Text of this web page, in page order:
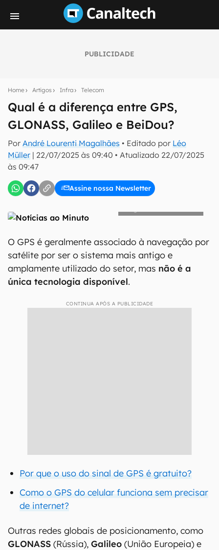
PUBLICIDADE
Home Artigos Infra Telecom
Qual é a diferença entre GPS,
GLONASS, Galileo e BeiDou?
Por André Lourenti Magalhães • Editado por Léo
Müller | 22/07/2025 às 09:40 • Atualizado 22/07/2025
às 09:47
Assine nossa Newsletter
notícias e reviews sobre tecnologia em primeira
mão.
E-mail
Confirmo que li, aceito e concordo com os
O GPS é geralmente associado à navegação por
satélite por ser o sistema mais antigo e
amplamente utilizado do setor, mas não é a
única tecnologia disponível.
CONTINUA APÓS A PUBLICIDADE
Por que o uso do sinal de GPS é gratuito?
Como o GPS do celular funciona sem precisar
de internet?
Outras redes globais de posicionamento, como
GLONASS (Rússia), Galileo (União Europeia) e